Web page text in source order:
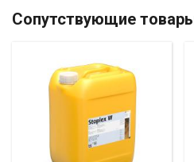
Сопутствующие